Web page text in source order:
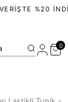
%20
0